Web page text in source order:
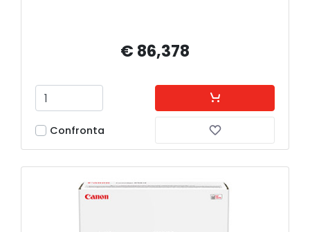
€ 86,378
Confronta